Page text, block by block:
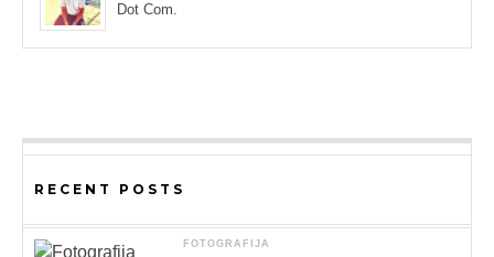
Dot Com.
RECENT POSTS
FOTOGRAFIJA